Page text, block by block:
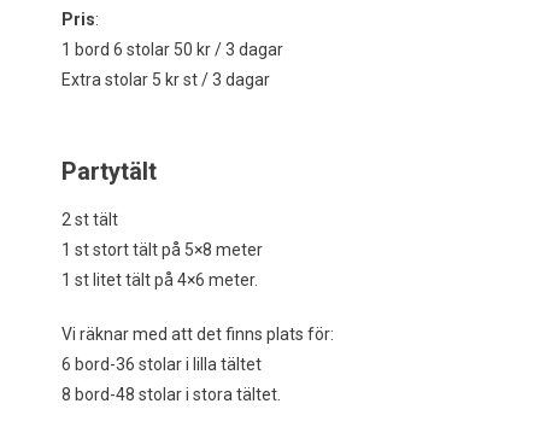
Pris:
1 bord 6 stolar 50 kr / 3 dagar
Extra stolar 5 kr st / 3 dagar
Partytält
2 st tält
1 st stort tält på 5×8 meter
1 st litet tält på 4×6 meter.
Vi räknar med att det finns plats för:
6 bord-36 stolar i lilla tältet
8 bord-48 stolar i stora tältet.